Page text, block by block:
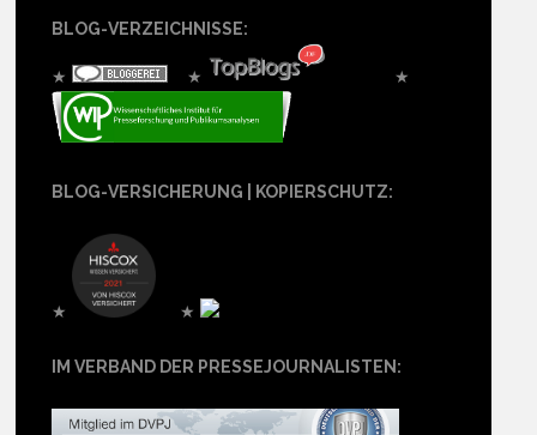
BLOG-VERZEICHNISSE:
★ ★ ★
BLOG-VERSICHERUNG | KOPIERSCHUTZ:
★ ★
IM VERBAND DER PRESSEJOURNALISTEN: